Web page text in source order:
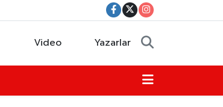
Video Yazarlar